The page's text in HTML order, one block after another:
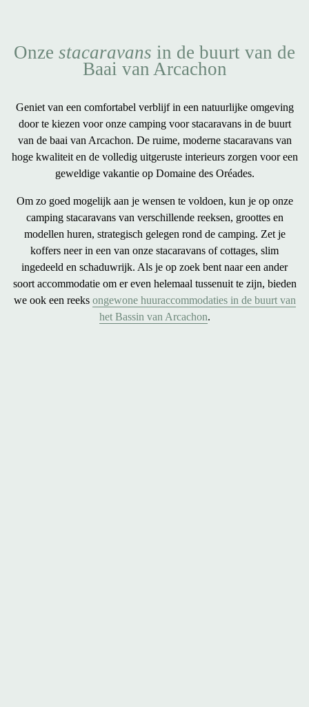
Onze stacaravans in de buurt van de
Baai van Arcachon
Geniet van een comfortabel verblijf in een natuurlijke omgeving
door te kiezen voor onze camping voorstacaravans in de buurt
van de baai van Arcachon. De ruime, moderne stacaravans van
hoge kwaliteit en de volledig uitgeruste interieurs zorgen voor een
geweldige vakantieop Domaine des Oréades.
Om zo goed mogelijk aan je wensen te voldoen, kun je op onze
camping stacaravans van verschillende reeksen, groottes en
modellen huren, strategisch gelegen rond de camping. Zet je
koffers neer in een van onze stacaravans of cottages, slim
ingedeeld en schaduwrijk. Als je op zoek bent naar een ander
soort accommodatie om er even helemaal tussenuit te zijn, bieden
we ook een reeks ongewone huuraccommodaties in de buurt van
het Bassin van Arcachon.